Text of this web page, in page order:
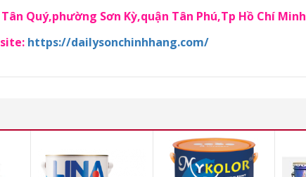
Quý,phường Sơn Kỳ,quận Tân Phú,Tp Hồ Chí Minh
https://dailysonchinhhang.com/